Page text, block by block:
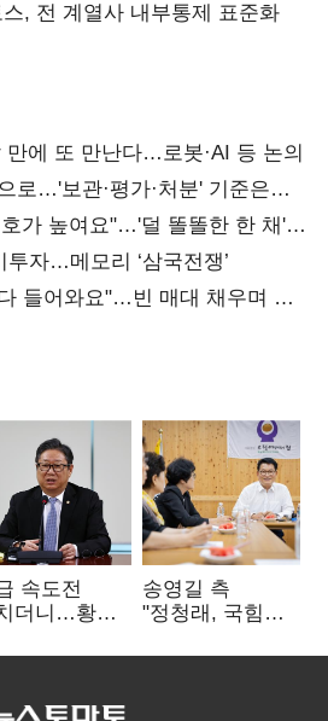
, 전 계열사 내부통제 표준화
에 또 만난다…로봇·AI 등 논의
로…'보관·평가·처분' 기준은
가 높여요"…'덜 똘똘한 한 채'
자…메모리 ‘삼국전쟁’
들어와요"…빈 매대 채우며 문
속도전
더니…황희,
델링' 제안
송영길 측
"정청래, 국힘
민주당 대표로